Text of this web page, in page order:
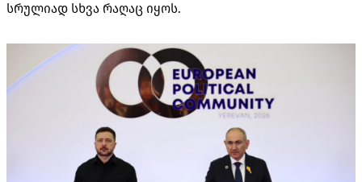
სრულიად სხვა რაღაც იყოს.